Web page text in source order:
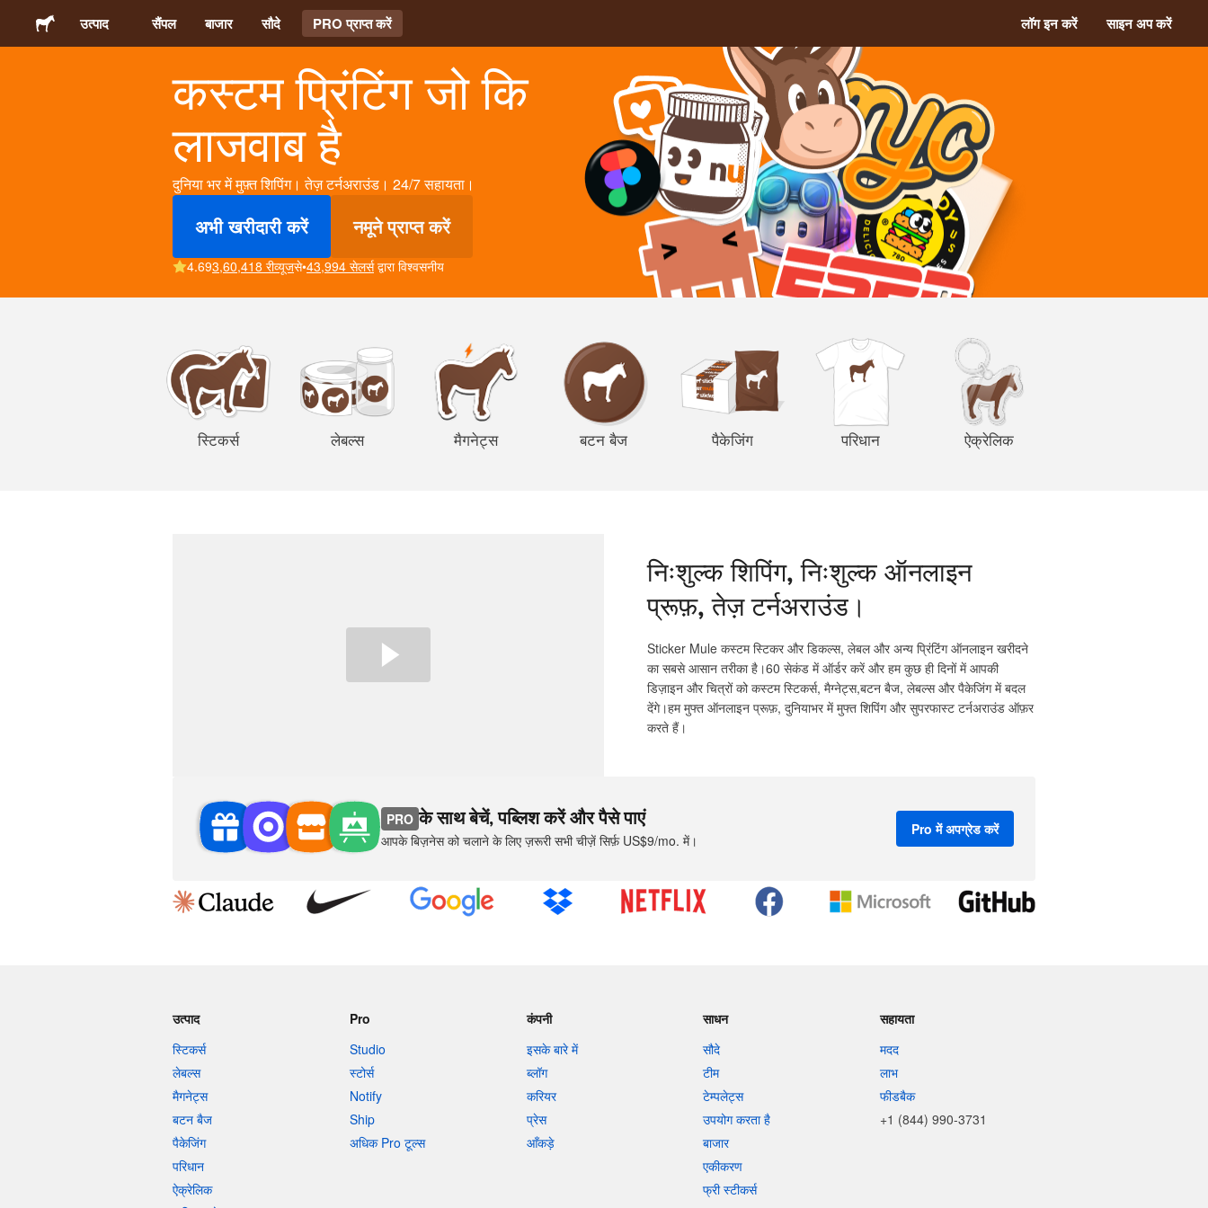
उत्पाद
पैकेजिंग
सैंपल बाजार सौदे PRO प्राप्त करें लॉग इन करें साइन अप करें
कस्टम प्रिंटिंग जो कि
लाजवाब है
दुनिया भर में मुफ़्त शिपिंग। तेज़ टर्नअराउंड। 24/7 सहायता।
अभी खरीदारी करें नमूने प्राप्त करें
4.693,60,418 रीव्यूजसे•43,994 सेलर्सद्वारा विश्वसनीय
स्टिकर्स लेबल्स मैगनेट्स बटन बैज पैकेजिंग परिधान ऐक्रेलिक
निःशुल्क शिपिंग, निःशुल्क ऑनलाइन
प्रूफ़, तेज़ टर्नअराउंड।
Sticker Mule कस्टम स्टिकर और डिकल्स, लेबल और अन्य प्रिंटिंग ऑनलाइन खरीदने
का सबसे आसान तरीका है।60 सेकंड में ऑर्डर करें और हम कुछ ही दिनों में आपकी
डिज़ाइन और चित्रों को कस्टम स्टिकर्स, मैग्नेट्स,बटन बैज, लेबल्स और पैकेजिंग में बदल
देंगे।हम मुफ्त ऑनलाइन प्रूफ़, दुनियाभर में मुफ्त शिपिंग और सुपरफास्ट टर्नअराउंड ऑफ़र
करते हैं।
PRO के साथ बेचें, पब्लिश करें और पैसे पाएं
आपके बिज़नेस को चलाने के लिए ज़रूरी सभी चीज़ें सिर्फ़ US$9/mo. में।
Pro में अपग्रेड करें
उत्पाद
स्टिकर्स
लेबल्स
मैगनेट्स
बटन बैज
पैकेजिंग
परिधान
ऐक्रेलिक
Pro
Studio
स्टोर्स
Notify
Ship
अधिक Pro टूल्स
कंपनी
इसके बारे में
ब्लॉग
करियर
प्रेस
आँकड़े
साधन
सौदे
टीम
टेम्पलेट्स
उपयोग करता है
बाजार
एकीकरण
फ्री स्टीकर्स
सहायता
मदद
लाभ
फीडबैक
+1 (844) 990-3731